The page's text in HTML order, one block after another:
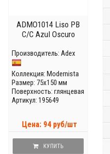
ADMO1014 Liso PB
C/C Azul Oscuro
Производитель: Adex
Коллекция: Modernista
Размер: 75x150 мм
Поверхность: глянцевая
Артикул: 195649
Цена: 94 руб/шт
КУПИТЬ